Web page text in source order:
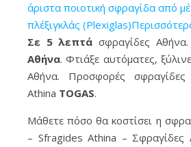
άριστα ποιοτική σφραγίδα από
πλέξιγκλάς
Σε 5 λεπτά σφραγίδες Αθήνα.
Αθήνα. Φτιάξε αυτόματες,
Αθήνα. Προσφορές
Athina TOGAS.
Μάθετε πόσο θα κοστίσει η
– Sfragides Athina –